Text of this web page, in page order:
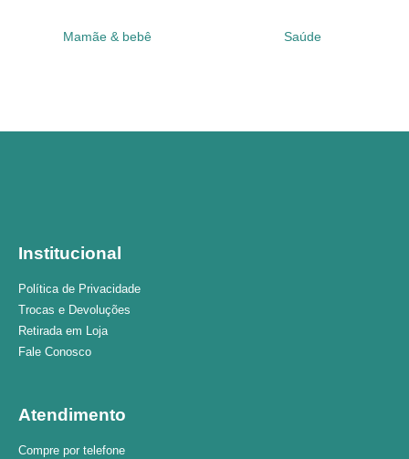
Mamãe & bebê Saúde
Institucional
Política de Privacidade
Trocas e Devoluções
Retirada em Loja
Fale Conosco
Atendimento
Compre por telefone